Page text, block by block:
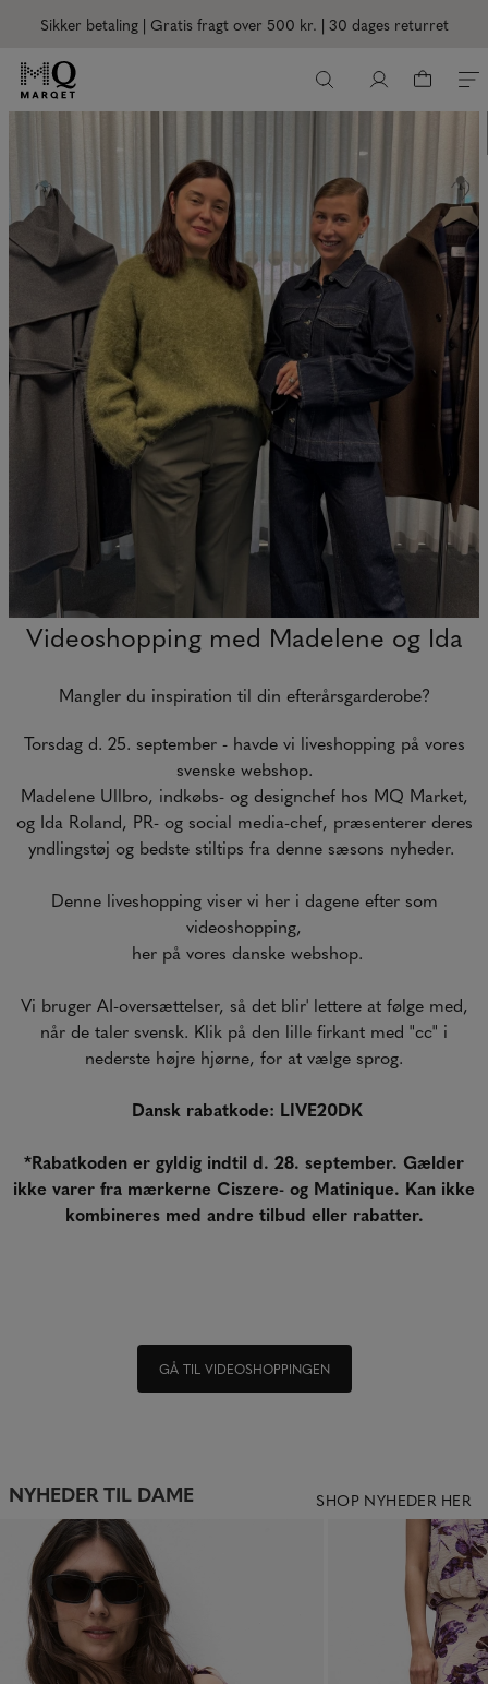
Sikker betaling | Gratis fragt over 500 kr. | 30 dages returret
Videoshopping med Madelene og Ida
Mangler du inspiration til din efterårsgarderobe?
Torsdag d. 25. september - havde vi liveshopping på vores
svenske webshop.
Madelene Ullbro, indkøbs- og designchef hos MQ Market,
og Ida Roland, PR- og social media-chef, præsenterer deres
yndlingstøj og bedste stiltips fra denne sæsons nyheder.
Denne liveshopping viser vi her i dagene efter som
videoshopping,
her på vores danske webshop.
Vi bruger AI-oversættelser, så det blir' lettere at følge med,
når de taler svensk. Klik på den lille firkant med "cc" i
nederste højre hjørne, for at vælge sprog.
Dansk rabatkode: LIVE20DK
*Rabatkoden er gyldig indtil d. 28. september. Gælder
ikke varer fra mærkerne Ciszere- og Matinique. Kan ikke
kombineres med andre tilbud eller rabatter.
GÅ TIL VIDEOSHOPPINGEN
NYHEDER TIL DAME SHOP NYHEDER HER